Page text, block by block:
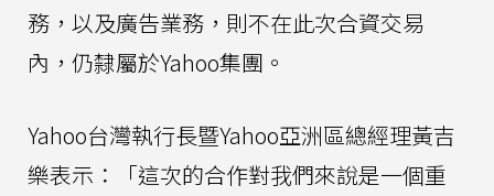
務，以及廣告業務，則不在此次合資交易
內，仍隸屬於Yahoo集團。
Yahoo台灣執行長暨Yahoo亞洲區總經理黃吉
樂表示：「這次的合作對我們來說是一個重